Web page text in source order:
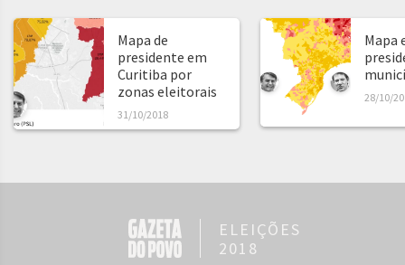
Mapa de
presidente em
Curitiba por
zonas eleitorais
31/10/2018
Mapa
28/10/
ELEIÇÕES
2018